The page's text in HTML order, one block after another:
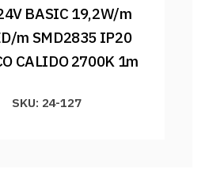
BASIC 19,2W/m
m SMD2835 IP20
CALIDO 2700K 1m
SKU: 24-127